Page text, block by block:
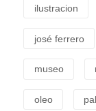
ilustracion
josé ferrero
museo
oleo